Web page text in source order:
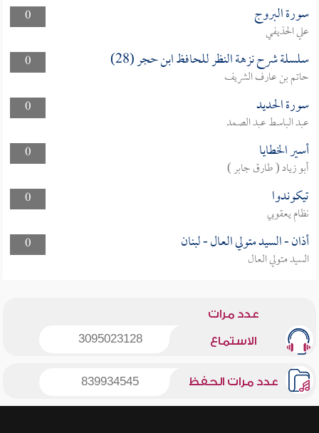
0
سورة البروج
علي الحذيفي
0
سلسلة شرح نزهة النظر للحافظ ابن حجر (28)
حاتم بن عارف الشريف
0
سورة الحديد
عبد الباسط عبد الصمد
0
أسير الخطايا
أبو زياد ( طارق جابر )
0
تيكوندوا
نظام يعقوبي
0
أذان - السيد متولي العال - لبنان
السيد متولي العال
عدد مرات
الاستماع 3095023128
عدد مرات الحفظ 839934545